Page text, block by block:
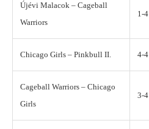
Újévi Malacok – Cageball
Warriors
1-4
Chicago Girls – Pinkbull II. 4-4
Cageball Warriors – Chicago
Girls
3-4